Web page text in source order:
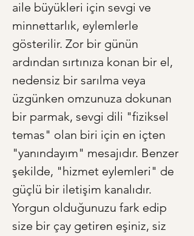
aile büyükleri için sevgi ve
minnettarlık, eylemlerle
gösterilir. Zor bir günün
ardından sırtınıza konan bir el,
nedensiz bir sarılma veya
üzgünken omzunuza dokunan
bir parmak, sevgi dili "fiziksel
temas" olan biri için en içten
"yanındayım" mesajıdır. Benzer
şekilde, "hizmet eylemleri" de
güçlü bir iletişim kanalıdır.
Yorgun olduğunuzu fark edip
size bir çay getiren eşiniz, siz